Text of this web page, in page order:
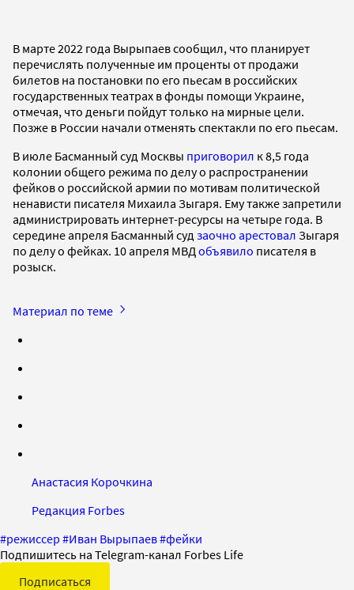
В марте 2022 года Вырыпаев сообщил, что планирует
перечислять полученные им проценты от продажи
билетов на постановки по его пьесам в российских
государственных театрах в фонды помощи Украине,
отмечая, что деньги пойдут только на мирные цели.
Позже в России начали отменять спектакли по его пьесам.
В июле Басманный суд Москвы приговорил к 8,5 года
колонии общего режима по делу о распространении
фейков о российской армии по мотивам политической
ненависти писателя Михаила Зыгаря. Ему также запретили
администрировать интернет-ресурсы на четыре года. В
середине апреля Басманный суд заочно арестовал Зыгаря
по делу о фейках. 10 апреля МВД объявило писателя в
розыск.
Материал по теме
Анастасия Корочкина
Редакция Forbes
#режиссер #Иван Вырыпаев#фейки
Подпишитесь на Telegram-канал Forbes Life
Подписаться